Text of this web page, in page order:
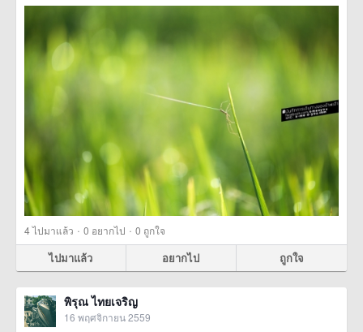
4ไปมาแล้ว · 0 อยากไป · 0 ถูกใจ
ไปมาแล้ว อยากไป ถูกใจ
พิรุณ ไทยเจริญ
16 พฤศจิกายน 2559